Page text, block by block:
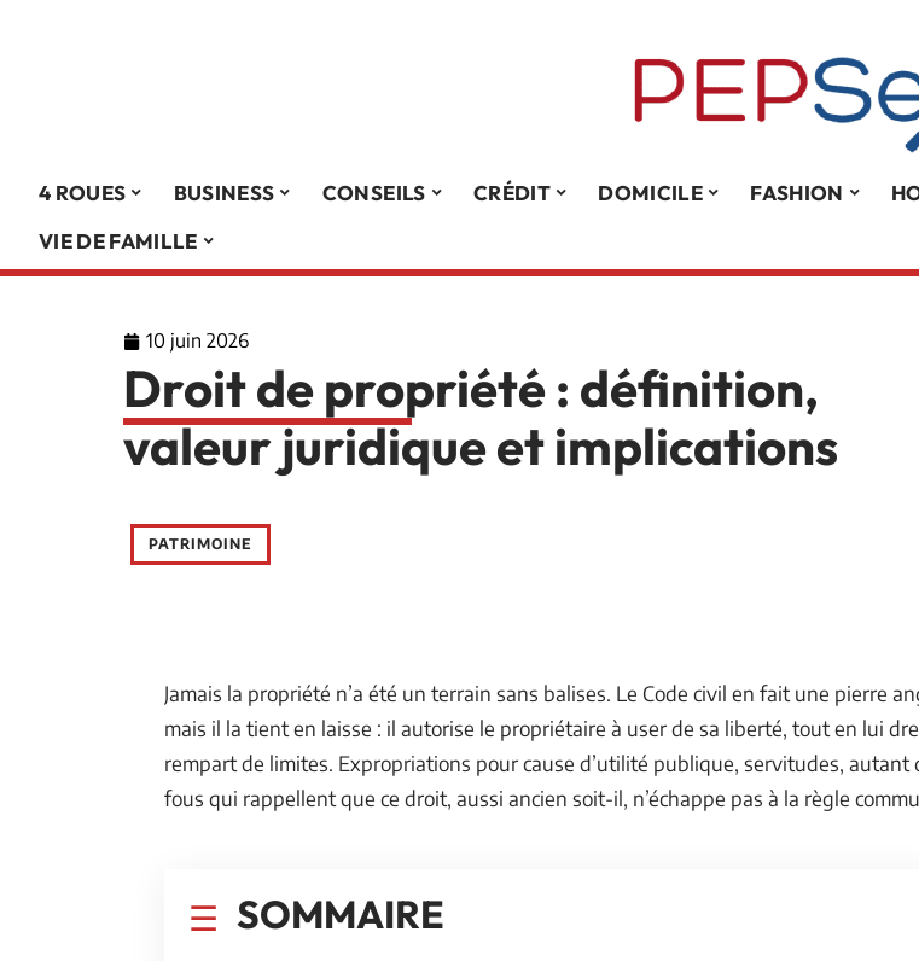
4 ROUES BUSINESS CONSEILS CRÉDIT DOMICILE FASHION
VIE DE FAMILLE
10 juin 2026
Droit de propriété : définition,
valeur juridique et implications
PATRIMOINE
Jamais la propriété n’a été un terrain sans balises. Le Code civil en fait une pierre
mais il la tient en laisse : il autorise le propriétaire à user de sa liberté, tout en lui
rempart de limites. Expropriations pour cause d’utilité publique, servitudes, autant
fous qui rappellent que ce droit, aussi ancien soit-il, n’échappe pas à la règle
SOMMAIRE